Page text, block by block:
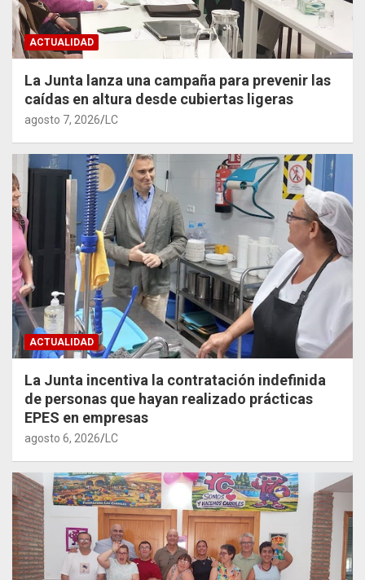
ACTUALIDAD
La Junta lanza una campaña para prevenir las
caídas en altura desde cubiertas ligeras
agosto 7, 2026 LC
ACTUALIDAD
La Junta incentiva la contratación indefinida
de personas que hayan realizado prácticas
EPES en empresas
agosto 6, 2026 LC